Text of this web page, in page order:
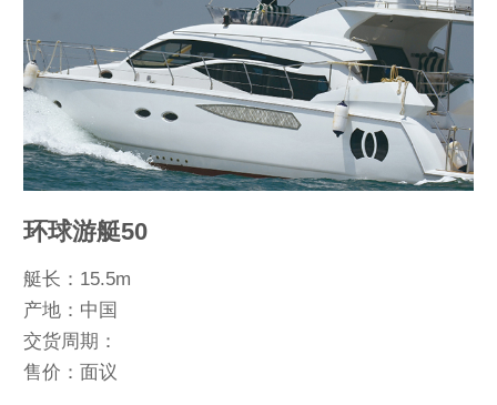
环球游艇50
艇长：15.5m
产地：中国
交货周期：
售价：面议